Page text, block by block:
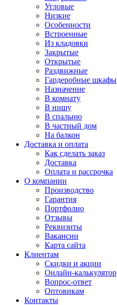
Угловые
Низкие
Особенности
Встроенные
Из кладовки
Закрытые
Открытые
Раздвижные
Гардеробные шкафы
Назначение
В комнату
В нишу
В спальню
В частный дом
На балкон
Доставка и оплата
Как сделать заказ
Доставка
Оплата и рассрочка
О компании
Производство
Гарантия
Портфолио
Отзывы
Реквизиты
Вакансии
Карта сайта
Клиентам
Скидки и акции
Онлайн-калькулятор
Вопрос-ответ
Оптовикам
Контакты